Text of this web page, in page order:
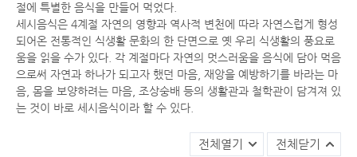
절에 특별한 음식을 만들어 먹었다.
세시음식은 4계절 자연의 영향과 역사적 변천에 따라 자연스럽게 형성
되어온 전통적인 식생활 문화의 한 단면으로 옛 우리 식생활의 풍요로
움을 읽을 수가 있다. 각 계절마다 자연의 멋스러움을 음식에 담아 먹음
으로써 자연과 하나가 되고자 했던 마음, 재앙을 예방하기를 바라는 마
음, 몸을 보양하려는 마음, 조상숭배 등의 생활관과 철학관이 담겨져 있
는 것이 바로 세시음식이라 할 수 있다.
전체열기 전체닫기